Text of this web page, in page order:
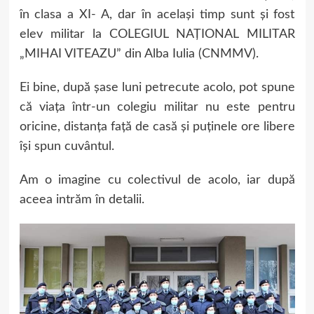
în clasa a XI- A, dar în același timp sunt și fost
elev militar la COLEGIUL NAȚIONAL MILITAR
„MIHAI VITEAZU” din Alba Iulia (CNMMV).
Ei bine, după șase luni petrecute acolo, pot spune
că viața într-un colegiu militar nu este pentru
oricine, distanța față de casă și puținele ore libere
își spun cuvântul.
Am o imagine cu colectivul de acolo, iar după
aceea intrăm în detalii.